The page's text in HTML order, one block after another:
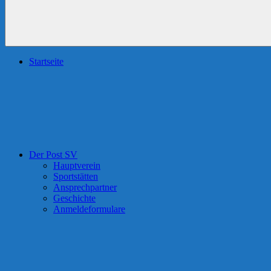
Startseite
Der Post SV
Hauptverein
Sportstätten
Ansprechpartner
Geschichte
Anmeldeformulare